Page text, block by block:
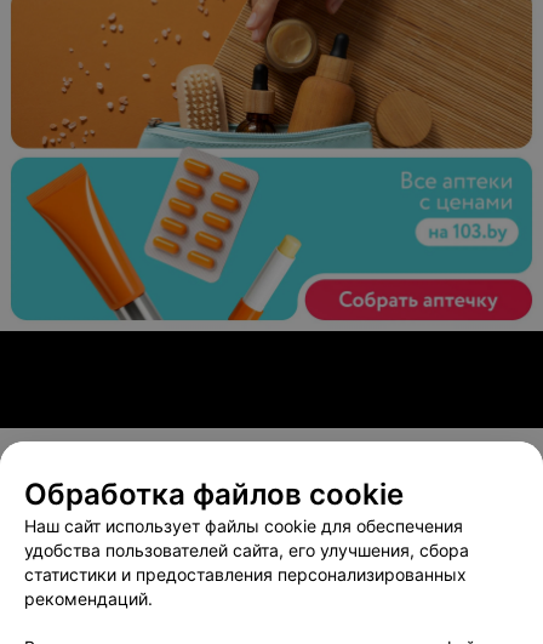
О проекте Новости проекта
Вакансии
Публичный договор
Способы оплаты
Публичный договор по использованию сервиса
Обработка файлов cookie
Наш сайт использует файлы cookie для обеспечения
удобства пользователей сайта, его улучшения, сбора
статистики и предоставления персонализированных
рекомендаций.